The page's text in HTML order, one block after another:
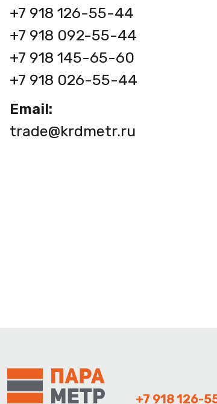
+7 918 126-55-44
+7 918 092-55-44
+7 918 145-65-60
+7 918 026-55-44
Email:
trade@krdmetr.ru
+7 918 126-